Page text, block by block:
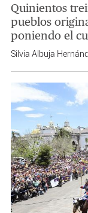
Quinientos
pueblos
poniendo el
Silvia Albuja